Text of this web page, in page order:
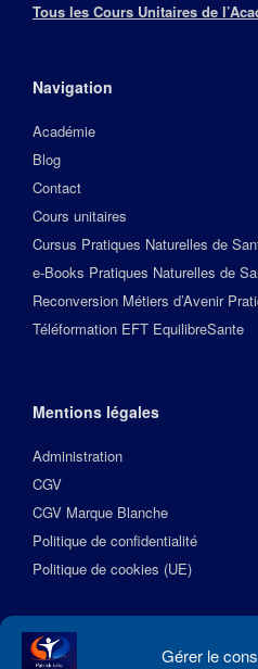
Gérer le
Tous les Cours Unitaires de
Navigation
Académie
Blog
Contact
Cours unitaires
Cursus Pratiques Naturelles de
e-Books Pratiques Naturelles de
Reconversion Métiers d’Avenir
Téléformation EFT EquilibreSante
Mentions légales
Administration
CGV
CGV Marque Blanche
Politique de confidentialité
Politique de cookies (UE)
Suivez l’Académie